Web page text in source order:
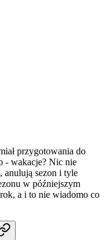
przygotowania do
- wakacje? Nic nie
anulują sezon i tyle
w późniejszym
a i to nie wiadomo co